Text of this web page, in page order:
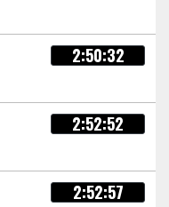
2:50:32
2:52:52
2:52:57